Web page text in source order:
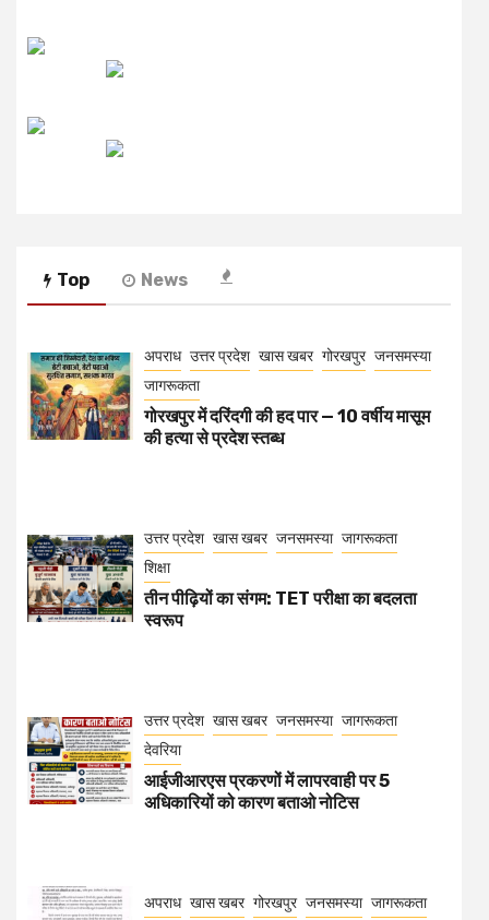
Top News
अपराध उत्तर प्रदेश खास खबर गोरखपुर जनसमस्या
जागरूकता
गोरखपुर में दरिंदगी की हद पार — 10 वर्षीय मासूम
की हत्या से प्रदेश स्तब्ध
उत्तर प्रदेश खास खबर जनसमस्या जागरूकता
शिक्षा
तीन पीढ़ियों का संगम: TET परीक्षा का बदलता
स्वरूप
उत्तर प्रदेश खास खबर जनसमस्या जागरूकता
देवरिया
आईजीआरएस प्रकरणों में लापरवाही पर 5
अधिकारियों को कारण बताओ नोटिस
अपराध खास खबर गोरखपुर जनसमस्या जागरूकता